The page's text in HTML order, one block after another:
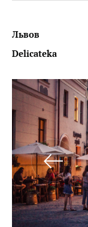
Львов
Delicateka